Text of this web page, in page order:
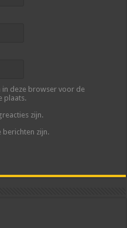
in deze browser voor de
plaats.
zijn.
berichten zijn.